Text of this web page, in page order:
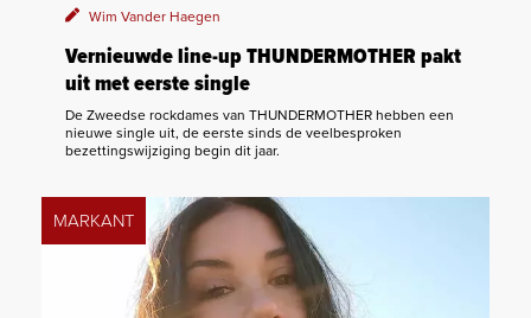
Wim Vander Haegen
Vernieuwde line-up THUNDERMOTHER pakt
uit met eerste single
De Zweedse rockdames van THUNDERMOTHER hebben een
nieuwe single uit, de eerste sinds de veelbesproken
bezettingswijziging begin dit jaar.
MARKANT